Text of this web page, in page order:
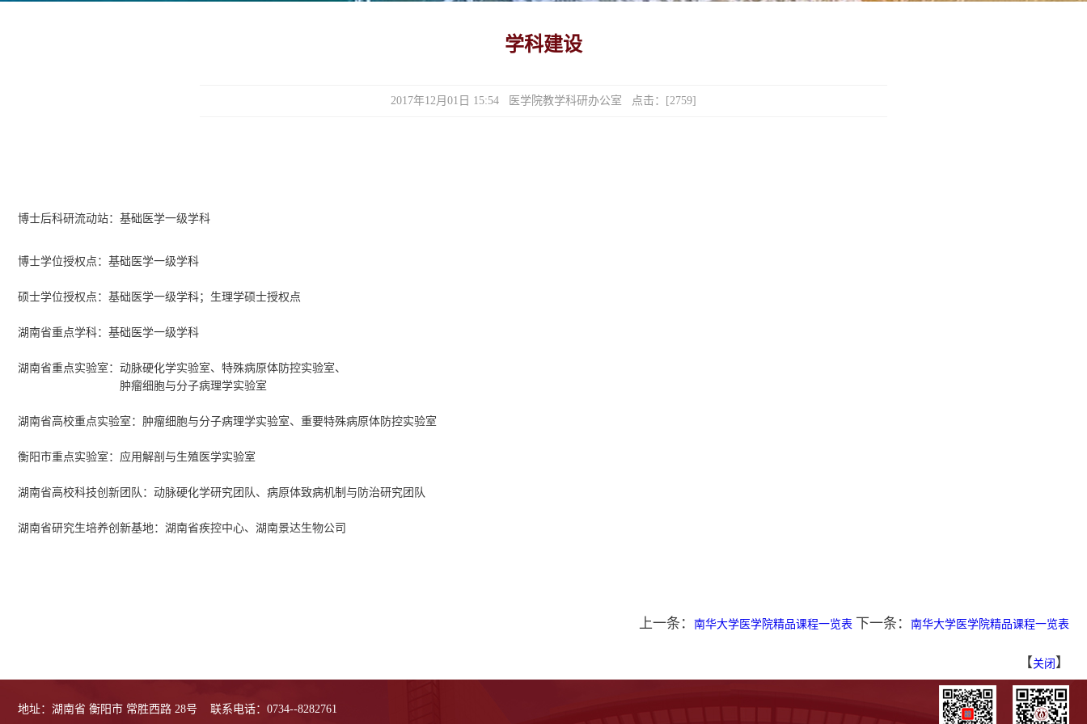
学科建设
2017年12月01日 15:54 医学院教学科研办公室 点击：[2759]
博士后科研流动站：基础医学一级学科
博士学位授权点：基础医学一级学科
硕士学位授权点：基础医学一级学科；生理学硕士授权点
湖南省重点学科：基础医学一级学科
湖南省重点实验室：动脉硬化学实验室、特殊病原体防控实验室、
肿瘤细胞与分子病理学实验室
湖南省高校重点实验室：肿瘤细胞与分子病理学实验室、重要特殊病原体防控实验室
衡阳市重点实验室： 应用解剖与生殖医学实验室
湖南省高校科技创新团队：动脉硬化学研究团队、病原体致病机制与防治研究团队
湖南省研究生培养创新基地：湖南省疾控中心、湖南景达生物公司
上一条： 南华大学医学院精品课程一览表 下一条： 南华大学医学院精品课程一览表
【关闭 】
地址：湖南省 衡阳市 常胜西路 28号 联系电话：0734--8282761